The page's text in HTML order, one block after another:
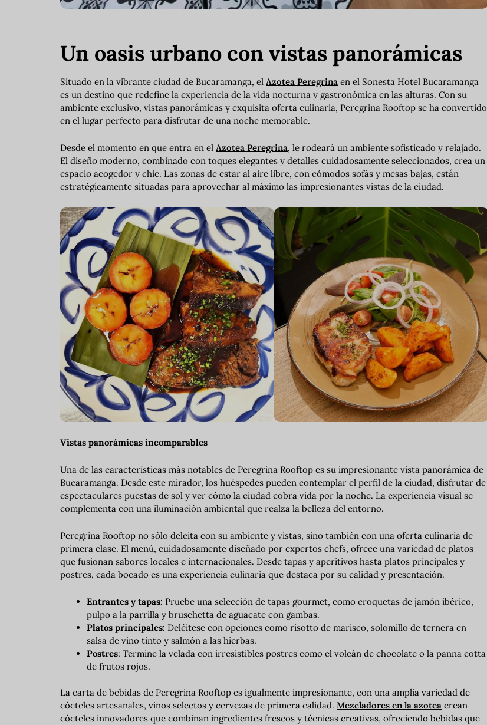
Un oasis urbano con vistas panorámicas
Situado en la vibrante ciudad de Bucaramanga, el Azotea Peregrina en el Sonesta Hotel Bucaramanga
es un destino que redefine la experiencia de la vida nocturna y gastronómica en las alturas. Con su
ambiente exclusivo, vistas panorámicas y exquisita oferta culinaria, Peregrina Rooftop se ha convertido
en el lugar perfecto para disfrutar de una noche memorable.
Desde el momento en que entra en el Azotea Peregrina, le rodeará un ambiente sofisticado y relajado.
El diseño moderno, combinado con toques elegantes y detalles cuidadosamente seleccionados, crea un
espacio acogedor y chic. Las zonas de estar al aire libre, con cómodos sofás y mesas bajas, están
estratégicamente situadas para aprovechar al máximo las impresionantes vistas de la ciudad.
Vistas panorámicas incomparables
Una de las características más notables de Peregrina Rooftop es su impresionante vista panorámica de
Bucaramanga. Desde este mirador, los huéspedes pueden contemplar el perfil de la ciudad, disfrutar de
espectaculares puestas de sol y ver cómo la ciudad cobra vida por la noche. La experiencia visual se
complementa con una iluminación ambiental que realza la belleza del entorno.
Peregrina Rooftop no sólo deleita con su ambiente y vistas, sino también con una oferta culinaria de
primera clase. El menú, cuidadosamente diseñado por expertos chefs, ofrece una variedad de platos
que fusionan sabores locales e internacionales. Desde tapas y aperitivos hasta platos principales y
postres, cada bocado es una experiencia culinaria que destaca por su calidad y presentación.
Entrantes y tapas: Pruebe una selección de tapas gourmet, como croquetas de jamón ibérico,
pulpo a la parrilla y bruschetta de aguacate con gambas.
Platos principales: Deléitese con opciones como risotto de marisco, solomillo de ternera en
salsa de vino tinto y salmón a las hierbas.
Postres: Termine la velada con irresistibles postres como el volcán de chocolate o la panna cotta
de frutos rojos.
La carta de bebidas de Peregrina Rooftop es igualmente impresionante, con una amplia variedad de
cócteles artesanales, vinos selectos y cervezas de primera calidad. Mezcladores en la azotea crean
cócteles innovadores que combinan ingredientes frescos y técnicas creativas, ofreciendo bebidas que